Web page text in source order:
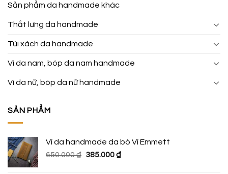
Sản phẩm da handmade khác
Thắt lưng da handmade
Túi xách da handmade
Ví da nam, bóp da nam handmade
Ví da nữ, bóp da nữ handmade
SẢN PHẨM
Ví da handmade da bò Ví Emmett
650.000₫ Giá
385.000₫Giá